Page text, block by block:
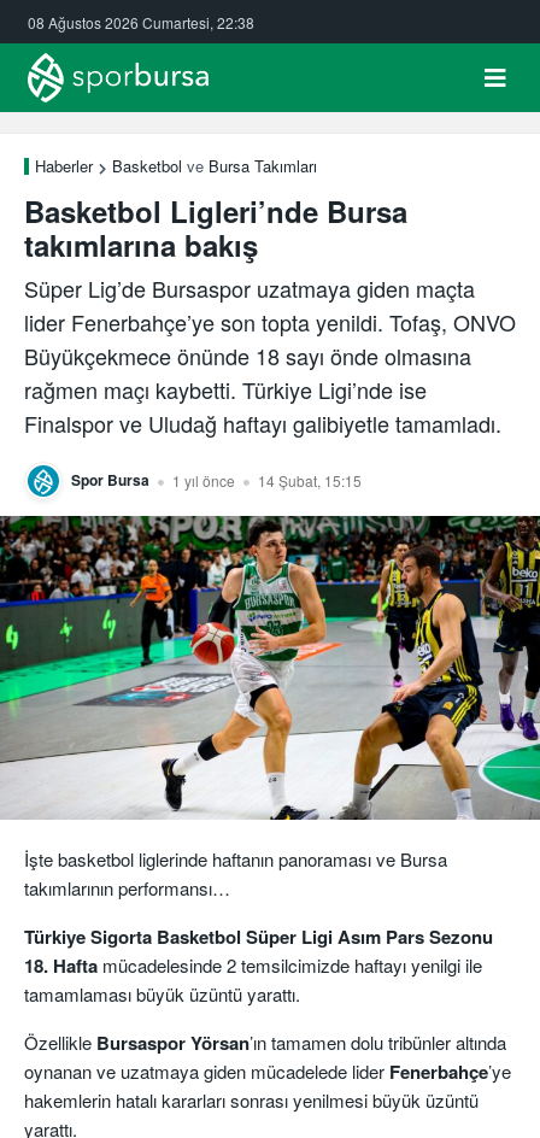
08 Ağustos 2026 Cumartesi, 22:38
Haberler Basketbol ve Bursa Takımları
Basketbol Ligleri’nde Bursa
takımlarına bakış
Süper Lig’de Bursaspor uzatmaya giden maçta
lider Fenerbahçe’ye son topta yenildi. Tofaş, ONVO
Büyükçekmece önünde 18 sayı önde olmasına
rağmen maçı kaybetti. Türkiye Ligi’nde ise
Finalspor ve Uludağ haftayı galibiyetle tamamladı.
Spor Bursa 1 yıl önce 14 Şubat, 15:15
İşte basketbol liglerinde haftanın panoraması ve Bursa
takımlarının performansı…
Türkiye Sigorta Basketbol Süper Ligi Asım Pars Sezonu
18. Hafta mücadelesinde 2 temsilcimizde haftayı yenilgi ile
tamamlaması büyük üzüntü yarattı.
Özellikle Bursaspor Yörsan’ın tamamen dolu tribünler altında
oynanan ve uzatmaya giden mücadelede lider Fenerbahçe’ye
hakemlerin hatalı kararları sonrası yenilmesi büyük üzüntü
yarattı.